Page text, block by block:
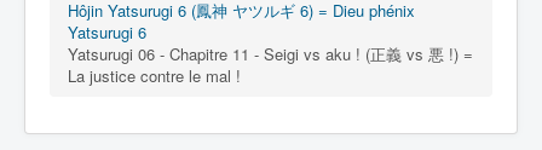
Hôjin Yatsurugi 6 (鳳神 ヤツルギ 6) = Dieu phénix
Yatsurugi 6
Yatsurugi 06 - Chapitre 11 - Seigi vs aku ! (正義 vs 悪 !) =
La justice contre le mal !